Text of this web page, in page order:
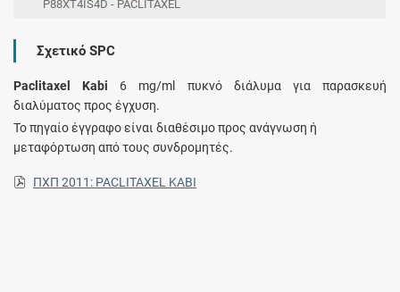
P88XT4IS4D - PACLITAXEL
Σχετικό SPC
Paclitaxel Kabi 6 mg/ml πυκνό διάλυμα για παρασκευή
διαλύματος προς έγχυση.
Το πηγαίο έγγραφο είναι διαθέσιμο προς ανάγνωση ή
μεταφόρτωση από τους συνδρομητές.
ΠΧΠ 2011: PACLITAXEL KABI